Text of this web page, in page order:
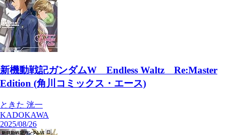
新機動戦記ガンダムW Endless Waltz Re:Master
Edition (角川コミックス・エース)
ときた 洸一
KADOKAWA
2025/08/26